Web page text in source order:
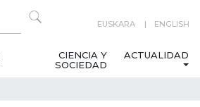
EUSKARA ENGLISH
CIENCIA Y
SOCIEDAD
ACTUALIDAD